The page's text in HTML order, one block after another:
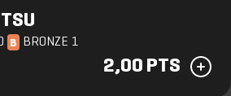
B BRONZE 1
2,00 PTS